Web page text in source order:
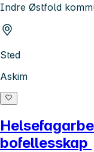
Indre Østfold
Sted
Askim
bofellesskap